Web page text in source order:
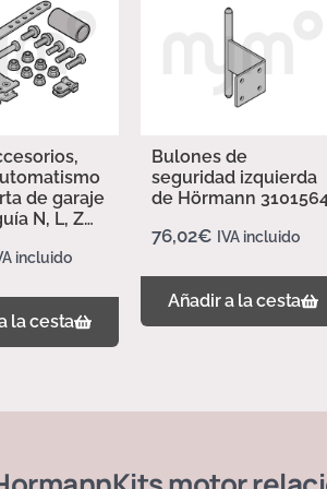
de garaje
N, L, Z
incluido
la cesta
Bulones de
seguridad izquierda
de Hörmann
76,02€ IVA incluido
Añadir a la cesta